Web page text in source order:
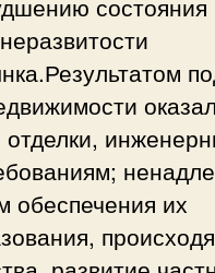
отделки,
обеспечения их